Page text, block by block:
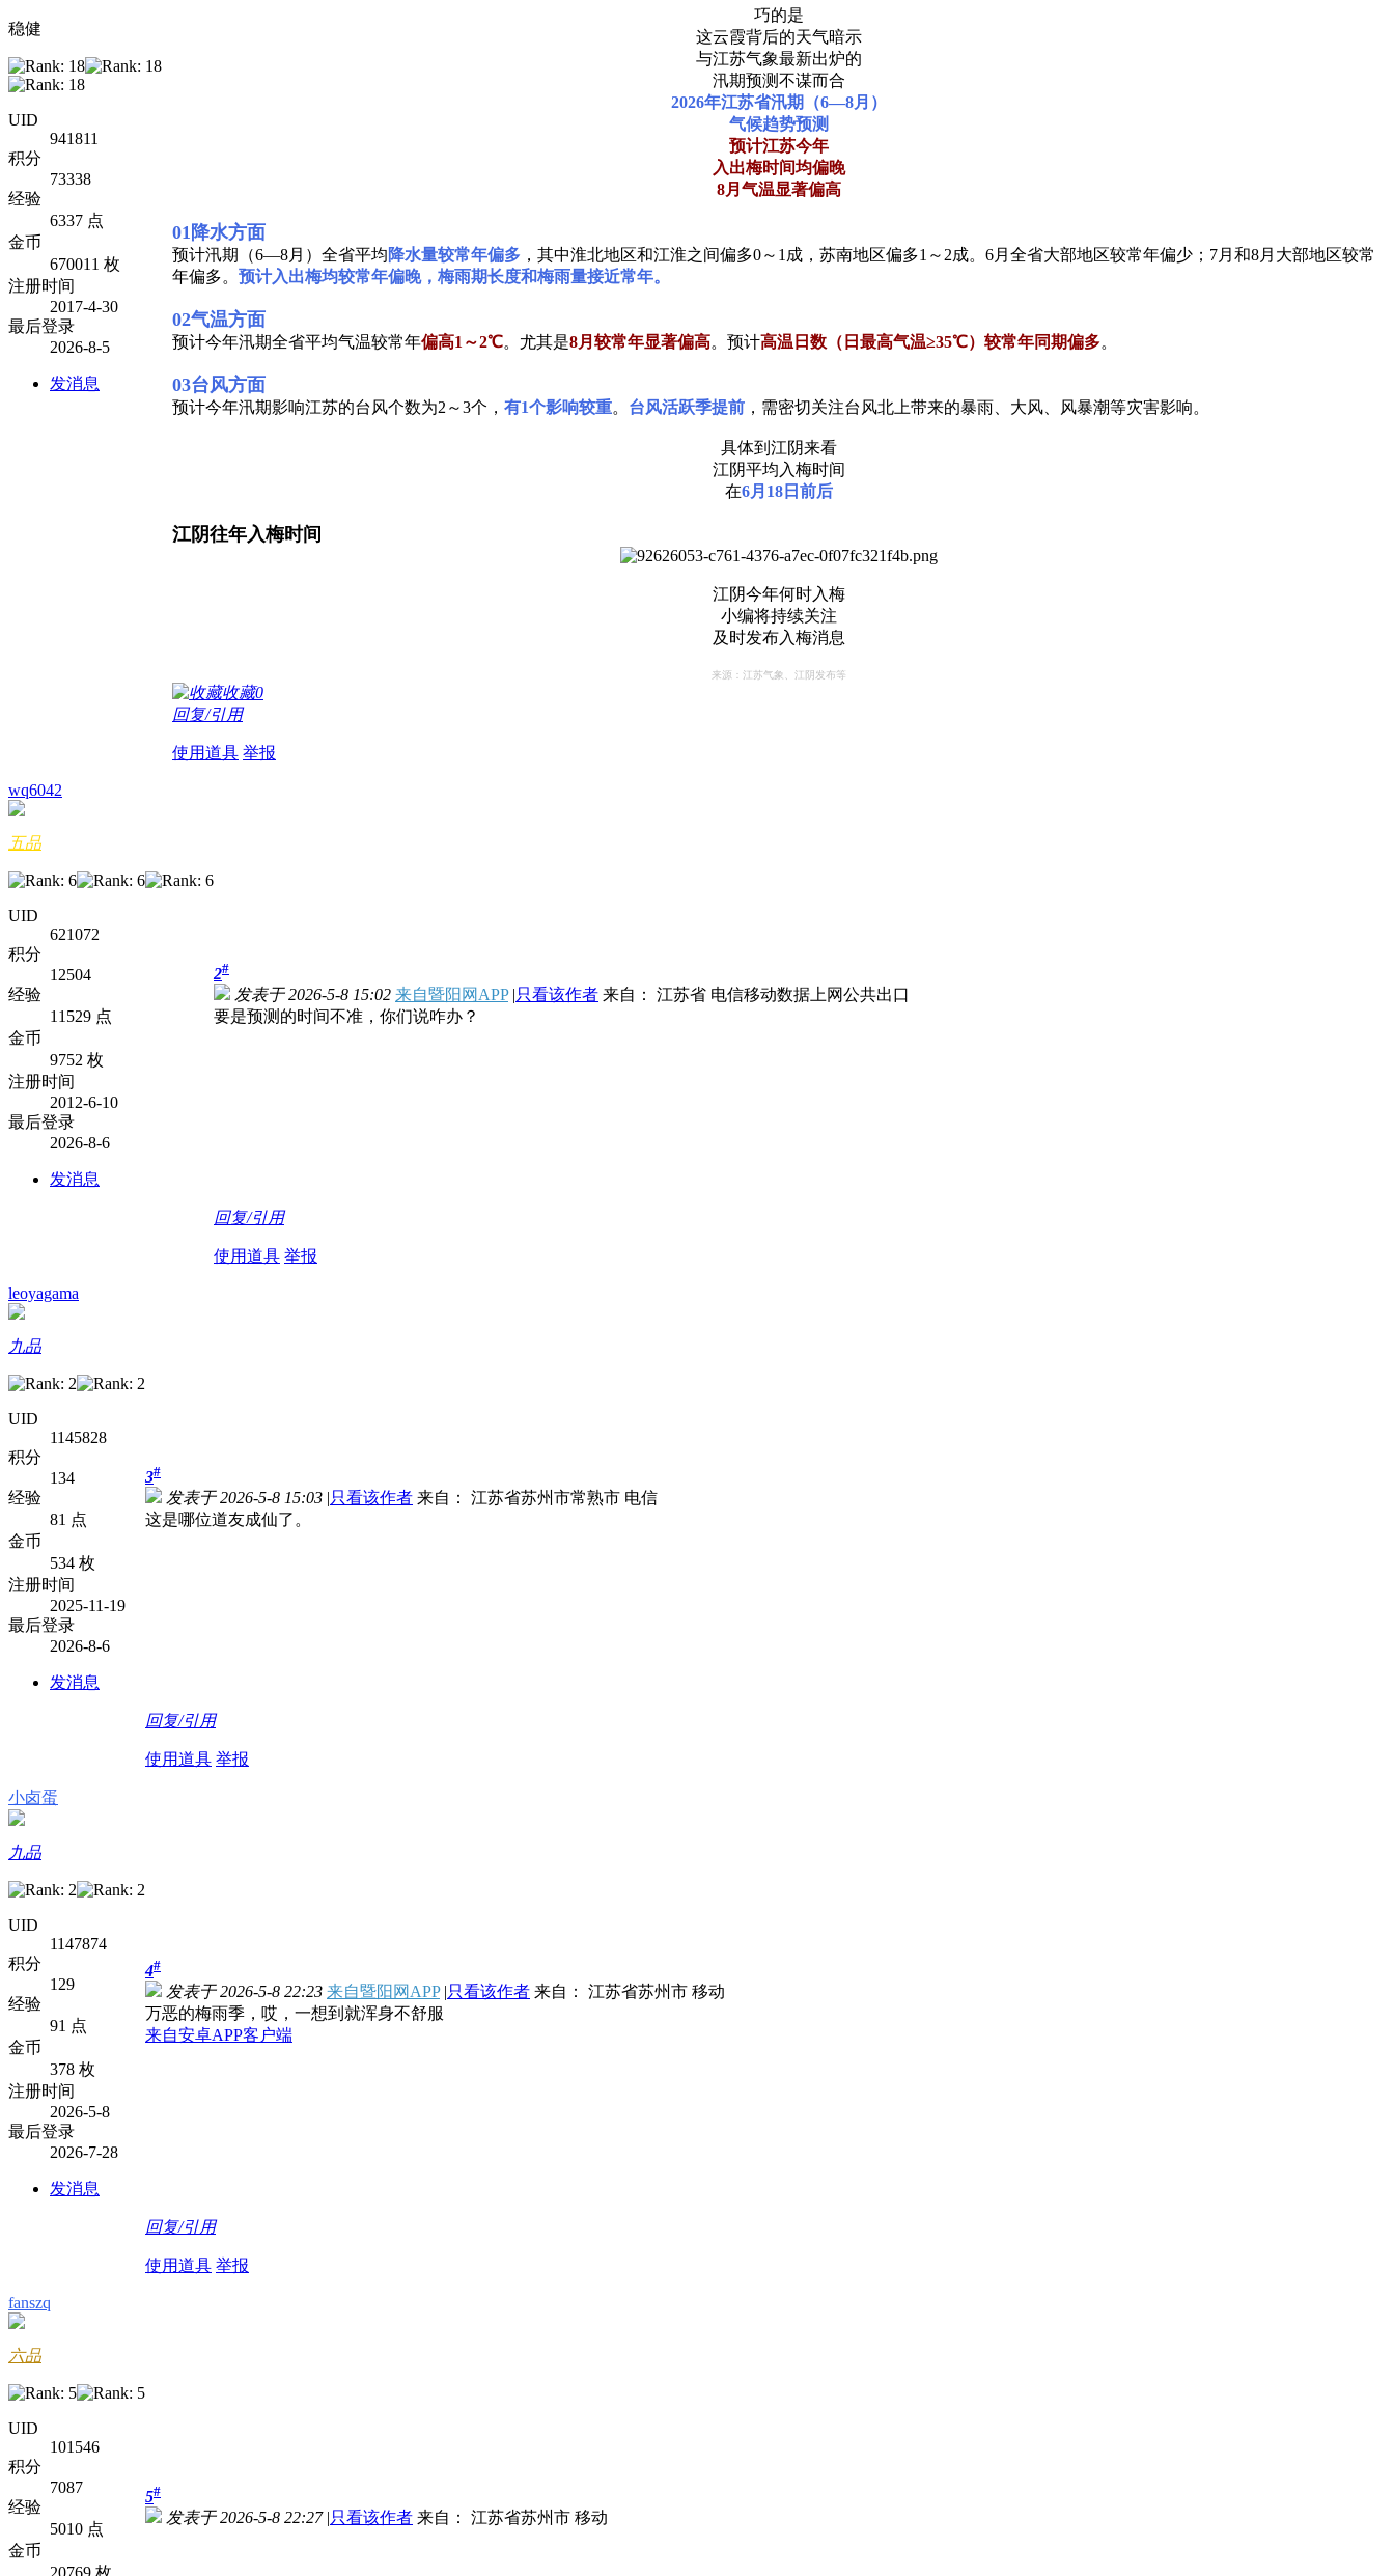
稳健
UID
941811
积分
73338
经验
6337 点
金币
670011 枚
注册时间
2017-4-30
最后登录
2026-8-5
发消息
巧的是
这云霞背后的天气暗示
与江苏气象最新出炉的
汛期预测不谋而合
2026年江苏省汛期（6—8月）
气候趋势预测
预计江苏今年
入出梅时间均偏晚
8月气温显著偏高
01降水方面
预计汛期（6—8月）全省平均降水量较常年偏多 ，其中淮北地区和江淮之间偏多0～1成，苏南地区偏多1～2成。6月全省大部地区较常年偏少；7月和8月大部地区较常
年偏多。 预计入出梅均较常年偏晚，梅雨期长度和梅雨量接近常年。
02气温方面
预计今年汛期全省平均气温较常年偏高1～2℃。尤其是8月较常年显著偏高。预计高温日数（日最高气温≥35℃）较常年同期偏多。
03台风方面
预计今年汛期影响江苏的台风个数为2～3个， 有1个影响较重。 台风活跃季提前 ，需密切关注台风北上带来的暴雨、大风、风暴潮等灾害影响。
具体到江阴来看
江阴平均入梅时间
在6月18日前后
江阴往年入梅时间
江阴今年何时入梅
小编将持续关注
及时发布入梅消息
来源：江苏气象、江阴发布等
收藏0
回复/引用
使用道具 举报
wq6042
五品
UID
621072
积分
12504
经验
11529 点
金币
9752 枚
注册时间
2012-6-10
最后登录
2026-8-6
发消息
2#
发表于 2026-5-8 15:02 来自暨阳网APP |只看该作者 来自： 江苏省 电信移动数据上网公共出口
要是预测的时间不准，你们说咋办？
回复/引用
使用道具 举报
leoyagama
九品
UID
1145828
积分
134
经验
81 点
金币
534 枚
注册时间
2025-11-19
最后登录
2026-8-6
发消息
3#
发表于 2026-5-8 15:03 |只看该作者 来自： 江苏省苏州市常熟市 电信
这是哪位道友成仙了。
回复/引用
使用道具 举报
小卤蛋
九品
UID
1147874
积分
129
经验
91 点
金币
378 枚
注册时间
2026-5-8
最后登录
2026-7-28
发消息
4#
发表于 2026-5-8 22:23 来自暨阳网APP |只看该作者 来自： 江苏省苏州市 移动
万恶的梅雨季，哎，一想到就浑身不舒服
来自安卓APP客户端
回复/引用
使用道具 举报
fanszq
六品
UID
101546
积分
7087
经验
5010 点
金币
20769 枚
5#
发表于 2026-5-8 22:27 |只看该作者 来自： 江苏省苏州市 移动